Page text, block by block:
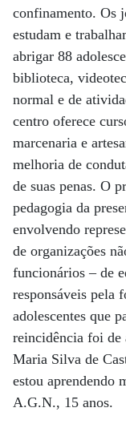
confinamento. Os
estudam e
abrigar 88
biblioteca,
normal e de
centro oferece
marcenaria e
melhoria de
de suas penas. O
pedagogia da
envolvendo
de organizações
funcionários – de
responsáveis pela
adolescentes que
reincidência foi de
Maria Silva de
estou aprendendo
A.G.N., 15 anos.